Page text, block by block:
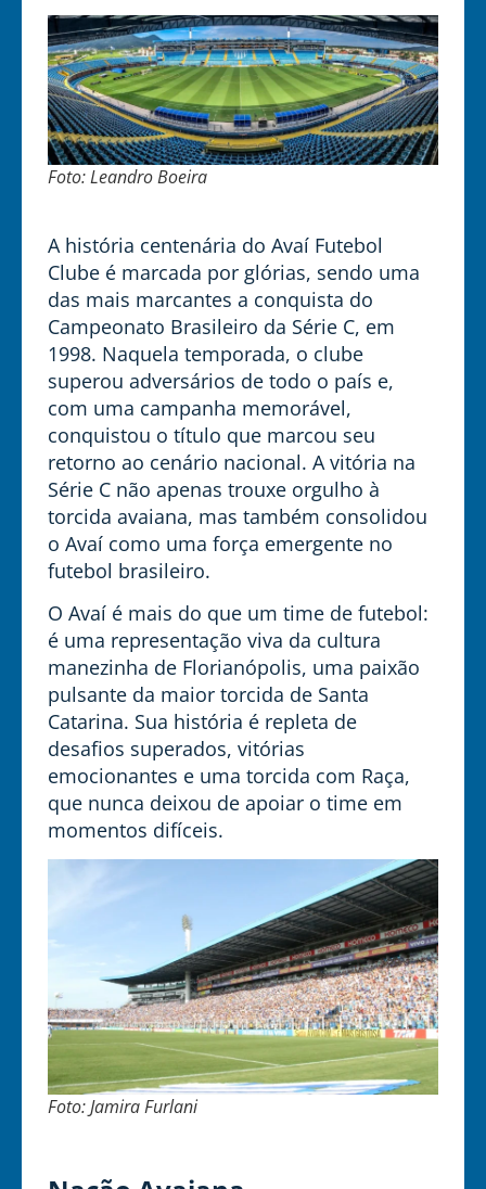
Foto: Leandro Boeira
A história centenária do Avaí Futebol
Clube é marcada por glórias, sendo uma
das mais marcantes a conquista do
Campeonato Brasileiro da Série C, em
1998. Naquela temporada, o clube
superou adversários de todo o país e,
com uma campanha memorável,
conquistou o título que marcou seu
retorno ao cenário nacional. A vitória na
Série C não apenas trouxe orgulho à
torcida avaiana, mas também consolidou
o Avaí como uma força emergente no
futebol brasileiro.
O Avaí é mais do que um time de futebol:
é uma representação viva da cultura
manezinha de Florianópolis, uma paixão
pulsante da maior torcida de Santa
Catarina. Sua história é repleta de
desafios superados, vitórias
emocionantes e uma torcida com Raça,
que nunca deixou de apoiar o time em
momentos difíceis.
Foto: Jamira Furlani